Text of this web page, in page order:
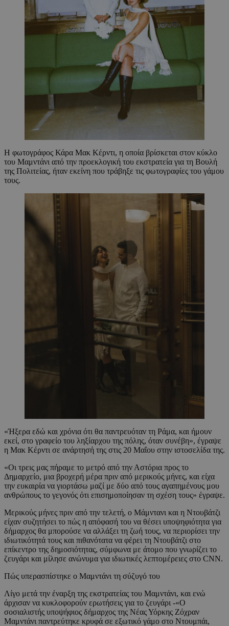
Η φωτογράφος Κάρα Μακ Κέρντι, η οποία βρίσκεται στον κύκλο
του Μαμντάνι από την προεκλογική του εκστρατεία για τη Βουλή
της Πολιτείας, ήταν εκείνη που τράβηξε τις φωτογραφίες του γάμου
τους.
«Ήξερα εδώ και χρόνια ότι θα παντρευόταν τη Ράμα, και ήμουν
εκεί, στο γραφείο του ληξίαρχου της πόλης, όταν συνέβη», έγραψε
η Μακ Κέρντι σε ανάρτησή της στις 20 Μαΐου στην ιστοσελίδα της.
«Οι τρεις μας πήραμε το μετρό από την Αστόρια προς το
Δημαρχείο, μια βροχερή μέρα πριν από μερικούς μήνες, και είχα
την ευκαιρία να γιορτάσω μαζί με δύο από τους αγαπημένους μου
ανθρώπους το γεγονός ότι επισημοποίησαν τη σχέση τους» έγραψε.
Μερικούς μήνες πριν από την τελετή, ο Μάμντανι και η Ντουβάτζι
είχαν συζητήσει το πώς η απόφασή του να θέσει υποψηφιότητα για
δήμαρχος θα μπορούσε να αλλάξει τη ζωή τους, να περιορίσει την
ιδιωτικότητά τους και πιθανότατα να φέρει τη Ντουβάτζι στο
επίκεντρο της δημοσιότητας, σύμφωνα με άτομο που γνωρίζει το
ζευγάρι και μίλησε ανώνυμα για ιδιωτικές λεπτομέρειες στο CNN.
Πώς υπερασπίστηκε ο Μαμντάνι τη σύζυγό του
Λίγο μετά την έναρξη της εκστρατείας του Μαμντάνι, και ενώ
άρχισαν να κυκλοφορούν ερωτήσεις για το ζευγάρι -«Ο
σοσιαλιστής υποψήφιος δήμαρχος της Νέας Υόρκης Ζόχραν
Μαμντάνι παντρεύτηκε κρυφά σε εξωτικό γάμο στο Ντουμπάι,